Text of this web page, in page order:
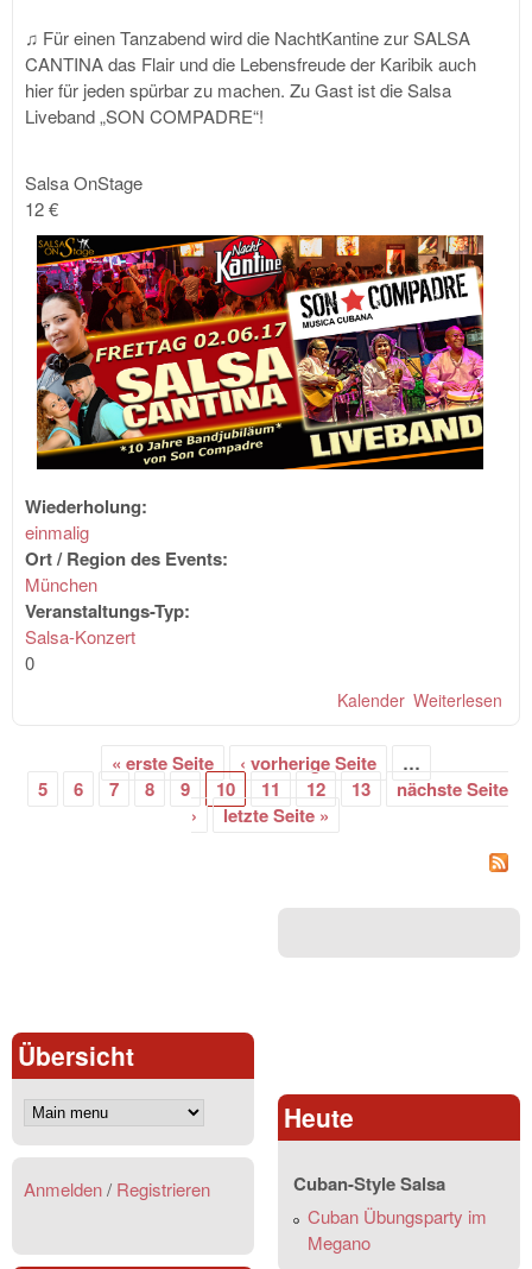
♫ Für einen Tanzabend wird die NachtKantine zur SALSA
CANTINA das Flair und die Lebensfreude der Karibik auch
hier für jeden spürbar zu machen. Zu Gast ist die Salsa
Liveband „SON COMPADRE“!
Salsa OnStage
12 €
Wiederholung:
einmalig
Ort / Region des Events:
München
Veranstaltungs-Typ:
Salsa-Konzert
0
Weiterlesen
(10
Kalender
Seiten
« erste Seite ‹ vorherige Seite
…
5
6 7 8 9 10 11 12 13
nächste Seite
›
letzte Seite »
Übersicht
Anmelden/ Registrieren
Heute
Cuban-Style Salsa
Cuban Übungsparty im
Megano